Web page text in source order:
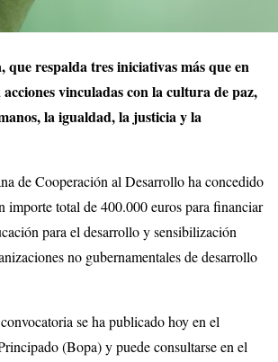
que respalda tres iniciativas más que en
vinculadas con la cultura de paz,
la igualdad, la justicia y la
de Cooperación al Desarrollo ha concedido
importe total de 400.000 euros para financiar
para el desarrollo y sensibilización
no gubernamentales de desarrollo
se ha publicado hoy en el
(Bopa) y puede consultarse en el